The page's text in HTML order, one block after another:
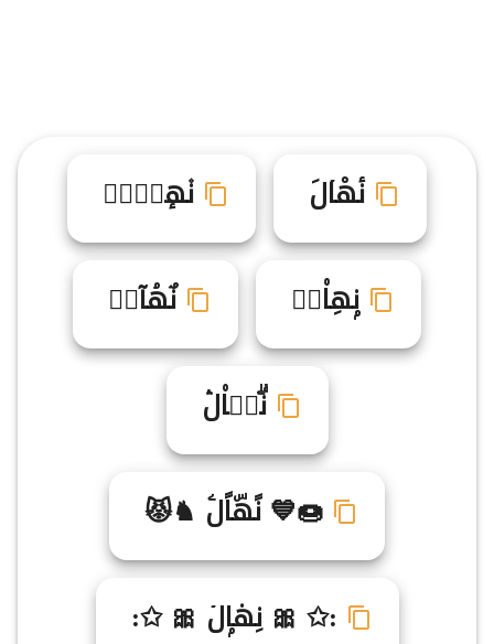
نٔهْاۤلَ ن۫هٕاࣽلࣸ
نۭهِا۠لࣷ نٌهۘآلࣷ
نۗه۬ا۠لۛ
🍩💙 نًهۜاًلۧ ♞😾
:✩ 🎀 نِه۟اۭلۤ 🎀 ✩: